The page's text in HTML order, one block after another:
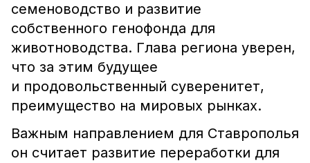
семеноводство и развитие
собственного генофонда для
животноводства. Глава региона уверен,
что за этим будущее
и продовольственный суверенитет,
преимущество на мировых рынках.
Важным направлением для Ставрополья
он считает развитие переработки для